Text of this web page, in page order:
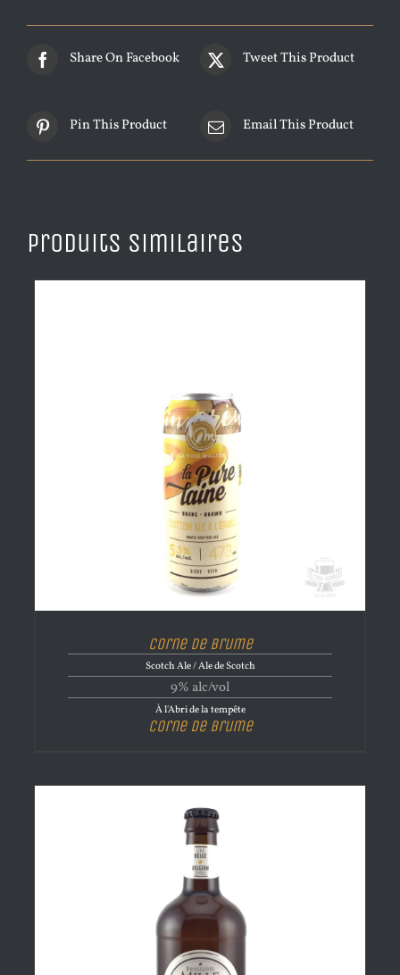
Share On Facebook Tweet This Product
Pin This Product Email This Product
Produits similaires
Corne de brume
Scotch Ale / Ale de Scotch
9% alc/vol
À l'Abri de la tempête
Corne de brume